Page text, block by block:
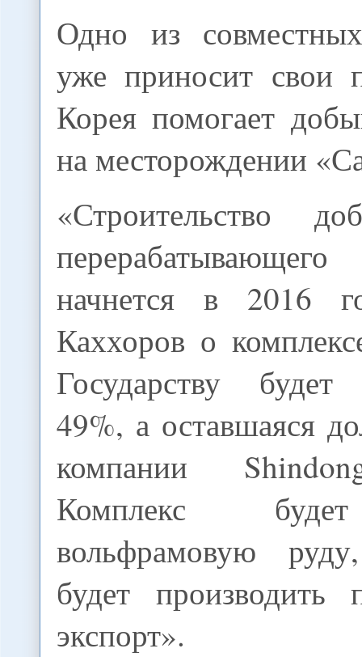
Одно из
уже приносит
Корея помогает
на месторождении
«Строительство
начнется в 2016
Каххоров о
Государству будет
49%, а оставшаяся
компании
Комплекс
вольфрамовую
будет производить
экспорт».